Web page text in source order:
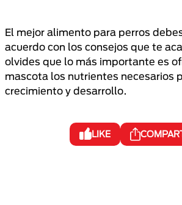
El mejor alimento para perros
acuerdo con los consejos que te
olvides que lo más importante es
mascota los nutrientes necesarios
crecimiento y desarrollo.
LIKE